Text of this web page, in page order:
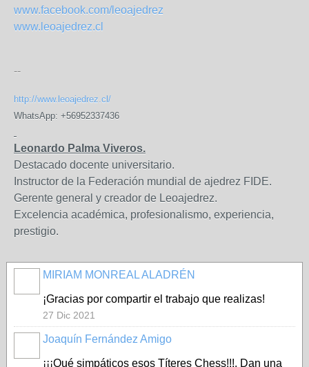
www.facebook.com/leoajedrez
www.leoajedrez.cl
--
http://www.leoajedrez.cl/
WhatsApp: +56952337436
Leonardo Palma Viveros.
Destacado docente universitario.
Instructor de la Federación mundial de ajedrez FIDE.
Gerente general y creador de Leoajedrez.
Excelencia académica, profesionalismo, experiencia,
prestigio.
MIRIAM MONREAL ALADRÉN
¡Gracias por compartir el trabajo que realizas!
27 Dic 2021
Joaquín Fernández Amigo
¡¡¡Qué simpáticos esos Títeres Chess!!!. Dan una